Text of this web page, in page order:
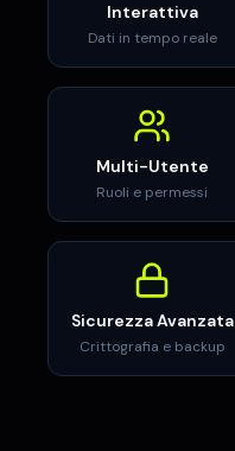
Interattiva
Dati in tempo reale
Multi-Utente
Ruoli e permessi
Sicurezza Avanzata
Crittografia e backup